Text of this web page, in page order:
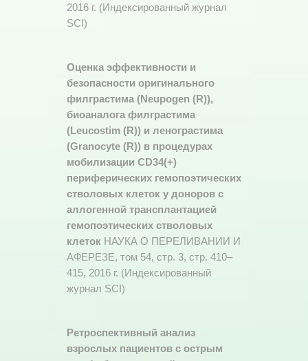
2016 г. (Индексированный журнал
SCI)
Оценка эффективности и
безопасности оригинального
филграстима (Neupogen (R)),
биоаналога филграстима
(Leucostim (R)) и ленограстима
(Granocyte (R)) в процедурах
мобилизации CD34(+)
периферических гемопоэтических
стволовых клеток у доноров с
аллогенной трансплантацией
гемопоэтических стволовых
клеток НАУКА О ПЕРЕЛИВАНИИ И
АФЕРЕЗЕ, том 54, стр. 3, стр. 410–
415, 2016 г. (Индексированный
журнал SCI)
Ретроспективный анализ
взрослых пациентов с острым